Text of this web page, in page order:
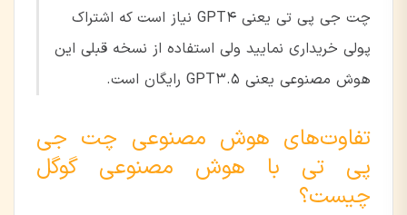
چت جی پی تی یعنی GPT4 نیاز است که اشتراک
پولی خریداری نمایید ولی استفاده از نسخه قبلی این
هوش مصنوعی یعنی GPT3.5 رایگان است.
تفاوت‌های هوش مصنوعی چت جی
پی تی با هوش مصنوعی گوگل
چیست؟